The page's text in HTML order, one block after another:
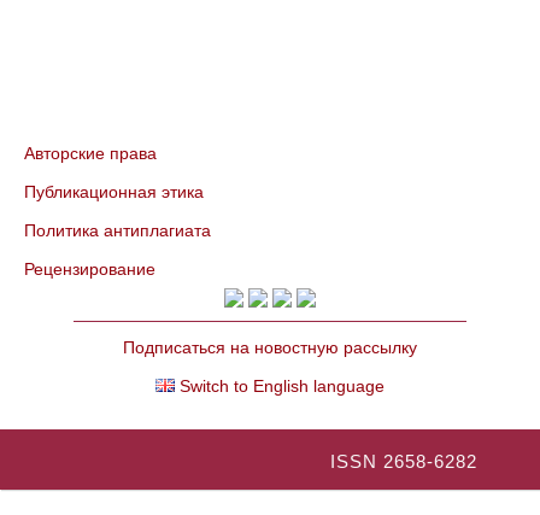
Авторские права
Публикационная этика
Политика антиплагиата
Рецензирование
Подписаться на новостную рассылку
Switch to English language
ISSN 2658-6282